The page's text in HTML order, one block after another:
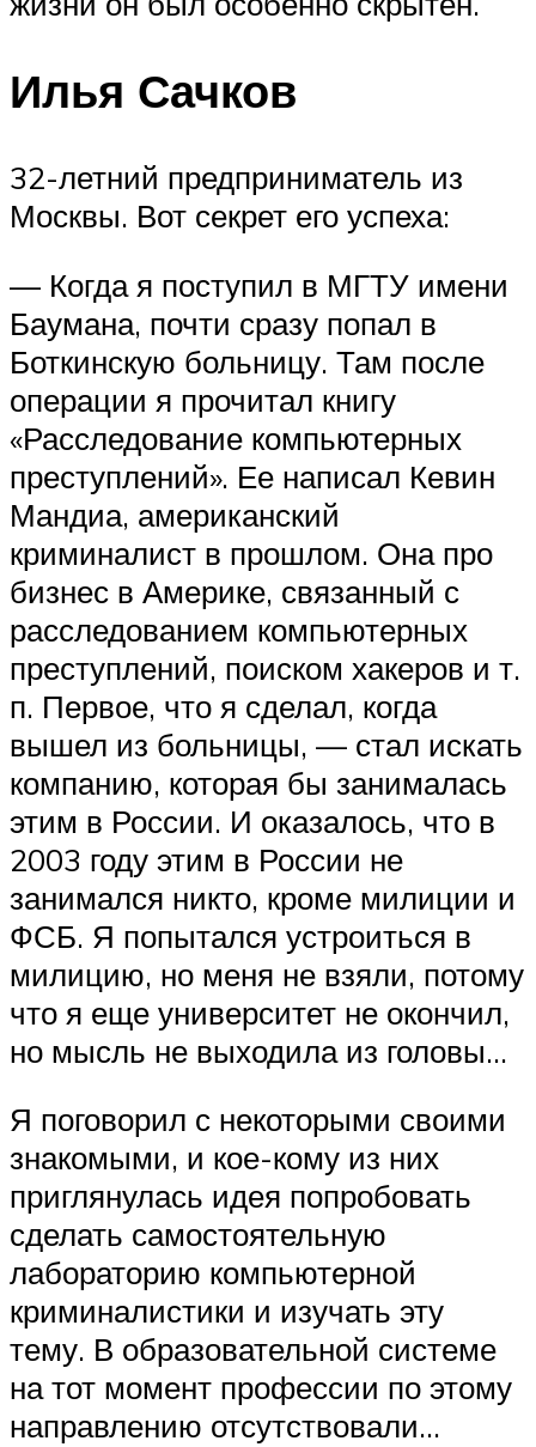
Илья Сачков
32-летний предприниматель из
Москвы. Вот секрет его успеха:
— Когда я поступил в МГТУ имени
Баумана, почти сразу попал в
Боткинскую больницу. Там после
операции я прочитал книгу
«Расследование компьютерных
преступлений». Ее написал Кевин
Мандиа, американский
криминалист в прошлом. Она про
бизнес в Америке, связанный с
расследованием компьютерных
преступлений, поиском хакеров и т.
п. Первое, что я сделал, когда
вышел из больницы, — стал искать
компанию, которая бы занималась
этим в России. И оказалось, что в
2003 году этим в России не
занимался никто, кроме милиции и
ФСБ. Я попытался устроиться в
милицию, но меня не взяли, потому
что я еще университет не окончил,
но мысль не выходила из головы…
Я поговорил с некоторыми своими
знакомыми, и кое-кому из них
приглянулась идея попробовать
сделать самостоятельную
лабораторию компьютерной
криминалистики и изучать эту
тему. В образовательной системе
на тот момент профессии по этому
направлению отсутствовали…